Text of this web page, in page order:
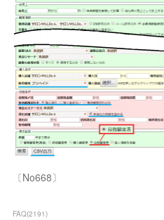
〔No668〕
FAQ(2191)